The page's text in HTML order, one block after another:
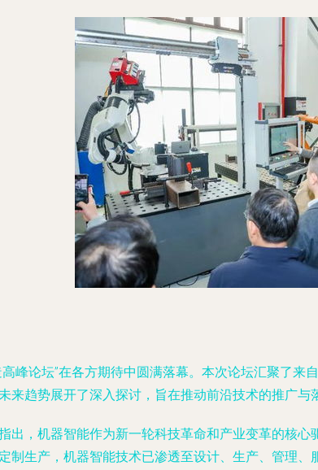
峰论坛”在各方期待中圆满落幕。本次论坛汇聚了
来趋势展开了深入探讨，旨在推动前沿技术的推广与
出，机器智能作为新一轮科技革命和产业变革的核
制生产，机器智能技术已渗透至设计、生产、管理